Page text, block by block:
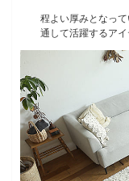
程よい厚みとなっ
通して活躍するアイ